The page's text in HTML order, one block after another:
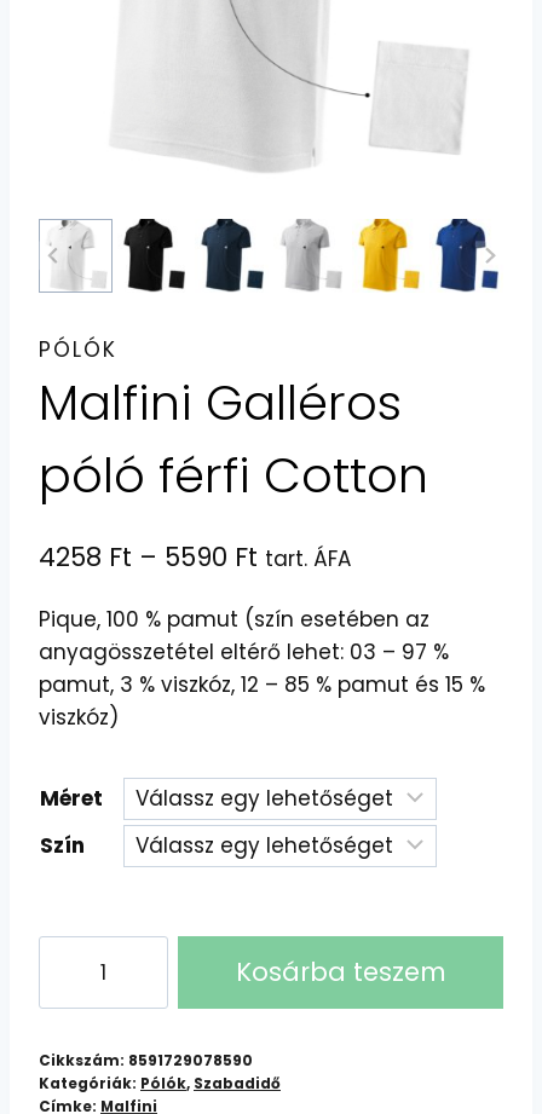
PÓLÓK
Malfini Galléros
póló férfi Cotton
4258 Ft – 5590 Ft Ártartomány:
-
5590 Ft
tart. ÁFA
Pique, 100 % pamut (szín esetében az
anyagösszetétel eltérő lehet: 03 – 97 %
pamut, 3 % viszkóz, 12 – 85 % pamut és 15 %
viszkóz)
Méret
Szín
Galléros
póló
férfi
Cotton
Kosárba teszem
Cikkszám: 8591729078590
Kategóriák: Pólók, Szabadidő
Címke: Malfini